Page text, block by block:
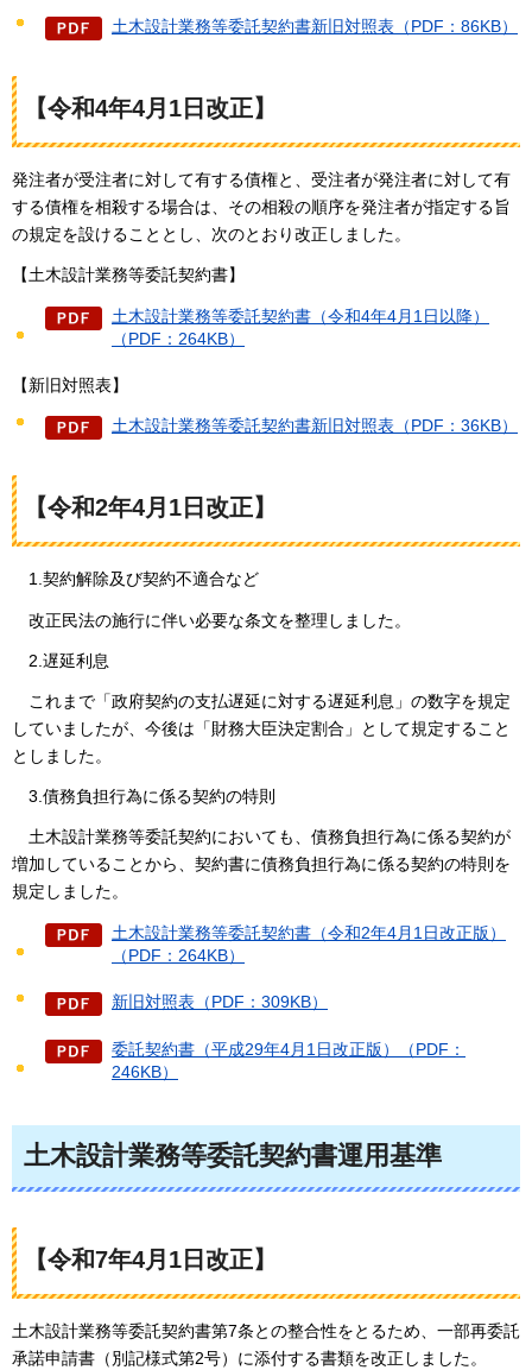
土木設計業務等委託契約書新旧対照表（PDF：86KB）
【令和4年4月1日改正】
発注者が受注者に対して有する債権と、受注者が発注者に対して有
する債権を相殺する場合は、その相殺の順序を発注者が指定する旨
の規定を設けることとし、次のとおり改正しました。
【土木設計業務等委託契約書】
土木設計業務等委託契約書（令和4年4月1日以降）
（PDF：264KB）
【新旧対照表】
土木設計業務等委託契約書新旧対照表（PDF：36KB）
【令和2年4月1日改正】
1.契約解除及び契約不適合など
改正民法の施行に伴い必要な条文を整理しました。
2.遅延利息
これまで「政府契約の支払遅延に対する遅延利息」の数字を規定
していましたが、今後は「財務大臣決定割合」として規定すること
としました。
3.債務負担行為に係る契約の特則
土木設計業務等委託契約においても、債務負担行為に係る契約が
増加していることから、契約書に債務負担行為に係る契約の特則を
規定しました。
土木設計業務等委託契約書（令和2年4月1日改正版）
（PDF：264KB）
新旧対照表（PDF：309KB）
委託契約書（平成29年4月1日改正版）（PDF：
246KB）
土木設計業務等委託契約書運用基準
【令和7年4月1日改正】
土木設計業務等委託契約書第7条との整合性をとるため、一部再委託
承諾申請書（別記様式第2号）に添付する書類を改正しました。